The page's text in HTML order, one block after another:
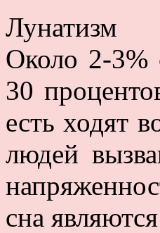
Лунатизм
Около 2-3%
30
есть ходят
людей
сна